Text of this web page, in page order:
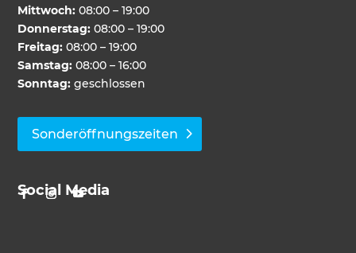
Mittwoch: 08:00 – 19:00
Donnerstag: 08:00 – 19:00
Freitag: 08:00 – 19:00
Samstag: 08:00 – 16:00
Sonntag: geschlossen
Sonderöffnungszeiten
Social Media